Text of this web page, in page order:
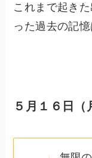
これまで起き
った過去の記
５月１６日（